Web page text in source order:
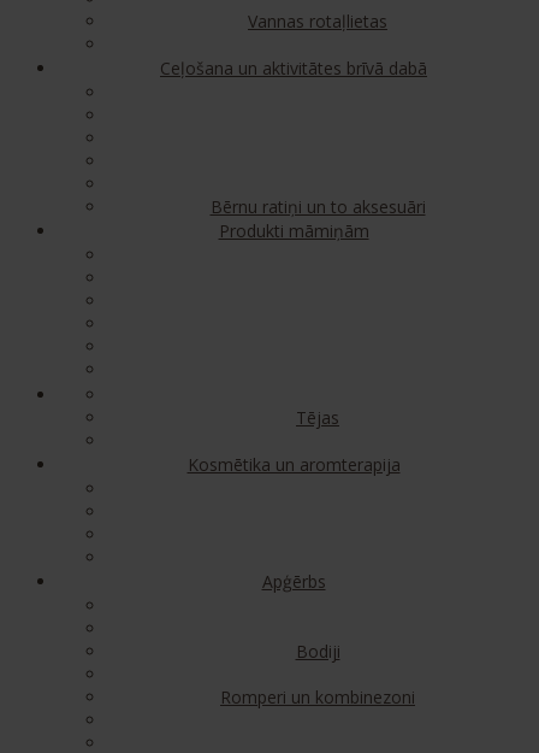
Vannas rotaļlietas
Ceļošana un aktivitātes brīvā dabā
Bērnu ratiņi un to aksesuāri
Produkti māmiņām
Tējas
Kosmētika un aromterapija
Apģērbs
Bodiji
Romperi un kombinezoni